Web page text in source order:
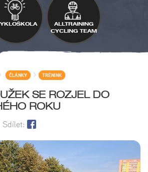
ALLTRAINING
CYCLING TEAM
ČLÁNKY > TRÉNINK
SE ROZJEL DO
ROKU
Sdílet: